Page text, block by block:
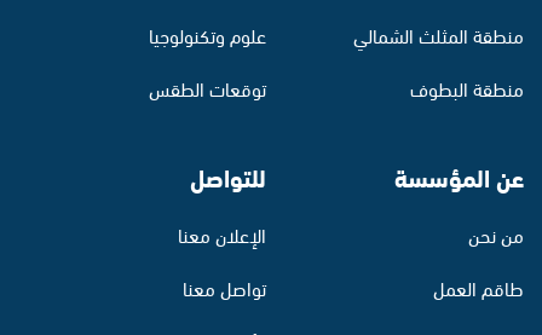
منطقة المثلث الشمالي
منطقة البطوف
علوم وتكنولوجيا
توقعات الطقس
عن المؤسسة
من نحن
طاقم العمل
للتواصل
الإعلان معنا
تواصل معنا